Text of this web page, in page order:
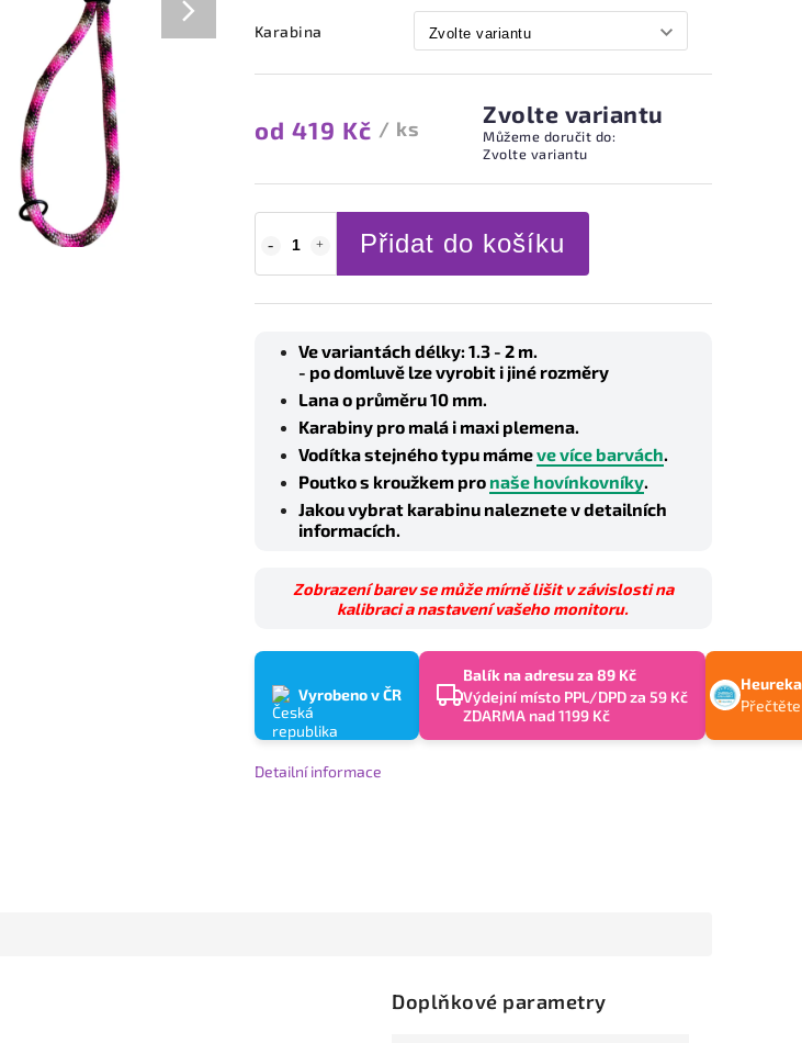
Karabina
od 419 Kč / ks
Zvolte variantu
Můžeme doručit do:
Zvolte variantu
Přidat do košíku
Ve variantách délky: 1.3 - 2 m.
- po domluvě lze vyrobit i jiné rozměry
Lana o průměru 10 mm.
Karabiny pro malá i maxi plemena.
Vodítka stejného typu mámeve více barvách.
Poutko s kroužkem pro naše hovínkovníky.
Jakou vybrat karabinu naleznete v detailních
informacích.
Zobrazení barev se může mírně lišit v závislosti na
kalibraci a nastavení vašeho monitoru.
Vyrobeno v ČR
Balík na adresu za 89 Kč
Výdejní místo PPL/DPD za 59 Kč
ZDARMA nad 1199 Kč
Detailní informace
Doplňkové parametry